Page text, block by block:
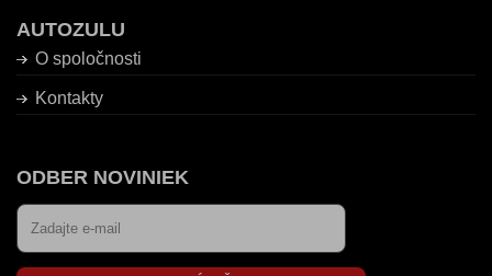
AUTOZULU
O spoločnosti
Kontakty
ODBER NOVINIEK